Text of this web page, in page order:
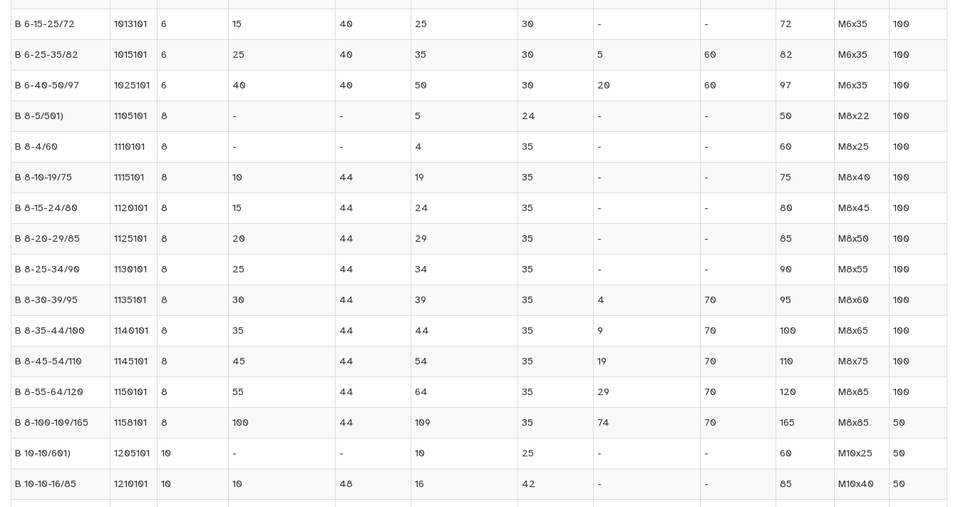
B 6-15-25/72 1013101 6 15 40 25 30 - - 72 M6x35 100
B 6-25-35/82 1015101 6 25 40 35 30 5 60 82 M6x35 100
B 6-40-50/97 1025101 6 40 40 50 30 20 60 97 M6x35 100
B 8-5/501) 1105101 8 - - 5 24 - - 50 M8x22 100
B 8-4/60 1110101 8 - - 4 35 - - 60 M8x25 100
B 8-10-19/75 1115101 8 10 44 19 35 - - 75 M8x40 100
B 8-15-24/80 1120101 8 15 44 24 35 - - 80 M8x45 100
B 8-20-29/85 1125101 8 20 44 29 35 - - 85 M8x50 100
B 8-25-34/90 1130101 8 25 44 34 35 - - 90 M8x55 100
B 8-30-39/95 1135101 8 30 44 39 35 4 70 95 M8x60 100
B 8-35-44/100 1140101 8 35 44 44 35 9 70 100 M8x65 100
B 8-45-54/110 1145101 8 45 44 54 35 19 70 110 M8x75 100
B 8-55-64/120 1150101 8 55 44 64 35 29 70 120 M8x85 100
B 8-100-109/165 1158101 8 100 44 109 35 74 70 165 M8x85 50
B 10-10/601) 1205101 10 - - 10 25 - - 60 M10x25 50
B 10-10-16/85 1210101 10 10 48 16 42 - - 85 M10x40 50